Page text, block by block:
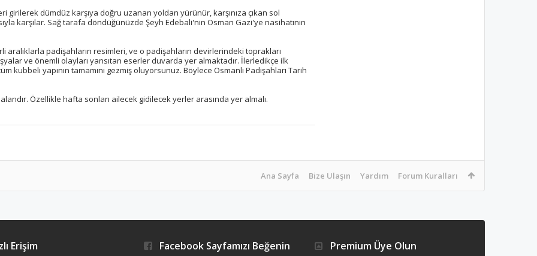
girilerek dümdüz karşıya doğru uzanan yoldan yürünür, karşınıza çıkan sol
karşılar. Sağ tarafa döndüğünüzde Şeyh Edebali'nin Osman Gazi'ye nasihatının
aralıklarla padişahların resimleri, ve o padişahların devirlerindeki toprakları
ve önemli olayları yansıtan eserler duvarda yer almaktadır. İlerledikçe ilk
kubbeli yapının tamamını gezmiş oluyorsunuz. Böylece Osmanlı Padişahları Tarih
Özellikle hafta sonları ailecek gidilecek yerler arasında yer almalı.
Ana Sayfa Bize Ulaşın Yardım Forum Kuralları
Erişim Facebook Sayfamızı Beğenin Premium Üye Olun